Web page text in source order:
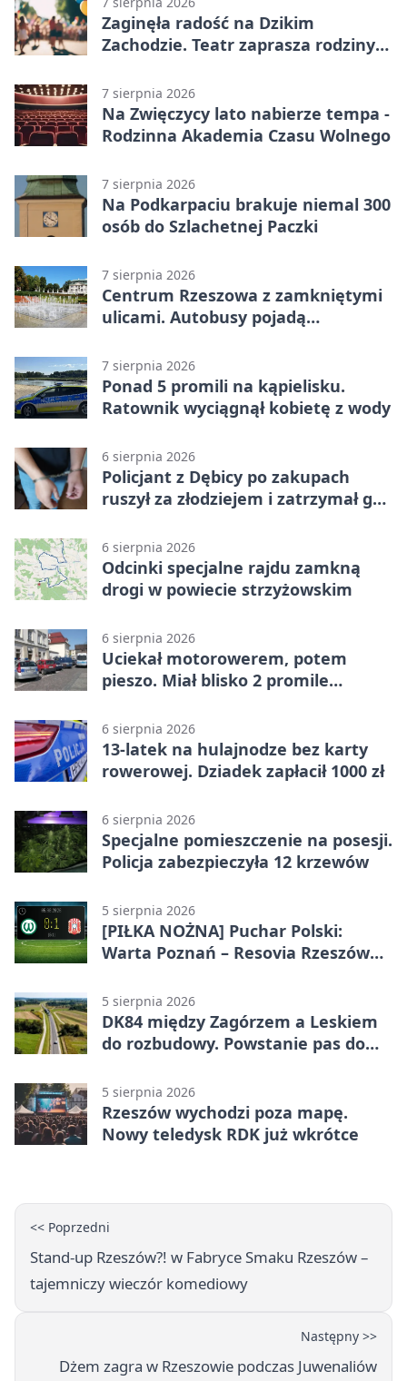
Zaginęła radość na Dzikim
Zachodzie. Teatr zaprasza rodziny
7 sierpnia 2026
Na Zwięczycy lato nabierze tempa -
Rodzinna Akademia Czasu Wolnego
7 sierpnia 2026
Na Podkarpaciu brakuje niemal 300
osób do Szlachetnej Paczki
7 sierpnia 2026
Centrum Rzeszowa z zamkniętymi
ulicami. Autobusy pojadą
7 sierpnia 2026
Ponad 5 promili na kąpielisku.
Ratownik wyciągnął kobietę z wody
6 sierpnia 2026
Policjant z Dębicy po zakupach
ruszył za złodziejem i zatrzymał go
6 sierpnia 2026
Odcinki specjalne rajdu zamkną
drogi w powiecie strzyżowskim
6 sierpnia 2026
Uciekał motorowerem, potem
pieszo. Miał blisko 2 promile
6 sierpnia 2026
13-latek na hulajnodze bez karty
rowerowej. Dziadek zapłacił 1000 zł
6 sierpnia 2026
Specjalne pomieszczenie na posesji.
Policja zabezpieczyła 12 krzewów
5 sierpnia 2026
[PIŁKA NOŻNA] Puchar Polski:
Warta Poznań – Resovia Rzeszów
pierwszoligowca
5 sierpnia 2026
DK84 między Zagórzem a Leskiem
do rozbudowy. Powstanie pas do
5 sierpnia 2026
Rzeszów wychodzi poza mapę.
Nowy teledysk RDK już wkrótce
<< Poprzedni
Stand-up Rzeszów?! w Fabryce Smaku Rzeszów –
tajemniczy wieczór komediowy
Następny >>
Dżem zagra w Rzeszowie podczas Juwenaliów